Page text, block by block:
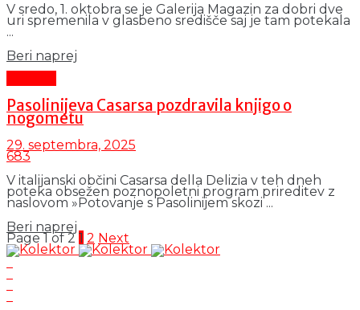
V sredo, 1. oktobra se je Galerija Magazin za dobri dve
uri spremenila v glasbeno središče saj je tam potekala
...
Beri naprej
Pasolinijeva Casarsa pozdravila knjigo o
nogometu
29. septembra, 2025
683
V italijanski občini Casarsa della Delizia v teh dneh
poteka obsežen poznopoletni program prireditev z
naslovom »Potovanje s Pasolinijem skozi ...
Beri naprej
Page 1 of 2 1 2 Next